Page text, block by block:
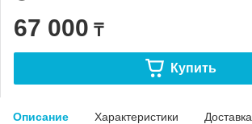
67 000 ₸
Купить
Описание Характеристики Доставка